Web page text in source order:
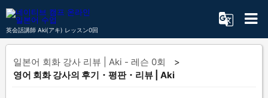
英会話講師 Aki(アキ) レッスン0回
일본어 회화 강사 리뷰 | Aki - 레슨 0회
영어 회화 강사의 후기・평판・리뷰 | Aki